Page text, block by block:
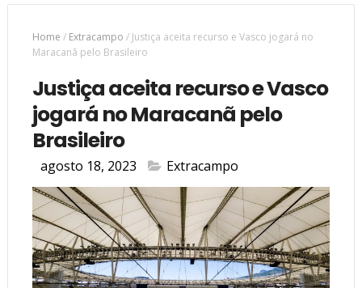
Home / Extracampo / Justiça aceita recurso e Vasco jogará no
Maracanã pelo Brasileiro
Justiça aceita recurso e Vasco
jogará no Maracanã pelo
Brasileiro
agosto 18, 2023 Extracampo